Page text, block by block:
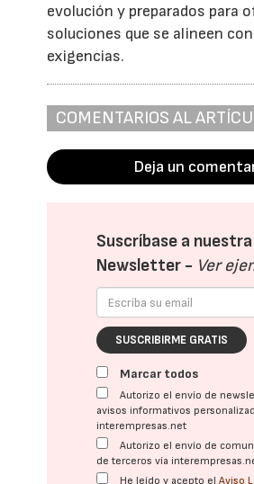
evolución y preparados para
soluciones que se alineen
exigencias.
COMENTARIOS AL
Deja un
Suscríbase a nuestra
Newsletter - Ver
SUSCRIBIRME GRATIS
Marcar todos
Autorizo el envío de
avisos informativos
interempresas.net
Autorizo el envío de
de terceros vía
He leído y acepto elAviso